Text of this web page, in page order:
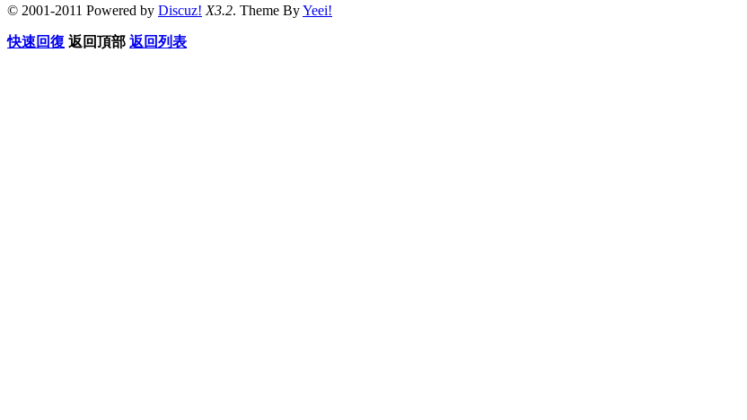
© 2001-2011 Powered by Discuz! X3.2. Theme ByYeei!
快速回復 返回頂部 返回列表